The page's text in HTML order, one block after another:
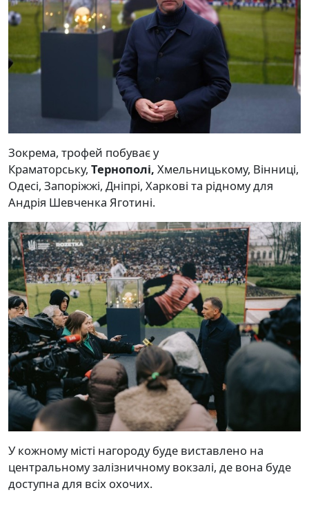
Зокрема, трофей побуває у
Краматорську, Тернополі, Хмельницькому, Вінниці,
Одесі, Запоріжжі, Дніпрі, Харкові та рідному для
Андрія Шевченка Яготині.
У кожному місті нагороду буде виставлено на
центральному залізничному вокзалі, де вона буде
доступна для всіх охочих.